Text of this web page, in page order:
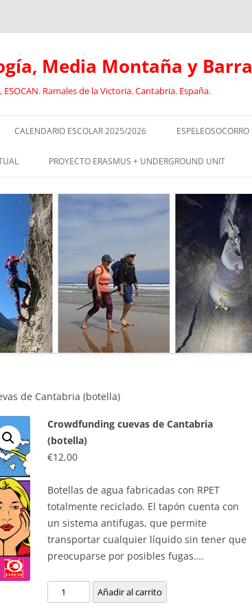
Media Montaña y
Ramales de la Victoria. Cantabria. España.
DE
CALENDARIO ESCOLAR 2025/2026 ESPELEOSOCORRO
RECORRIDO
SOCORRISTAS I
SOCORRISTAS II
PROYECTO ERASMUS + UNDERGROUND UNIT
DEPORTISTAS CON DISCAPACIDAD
EN EL MEDIO NATURAL
ESPELEOLOGÍA INCLUSIVA
EQUIPO JÓVENES ESPELEÓLOGOS.
de Cantabria (botella)
Crowdfunding cuevas de Cantabria
(botella)
€12,00
Botellas de agua fabricadas con RPET
totalmente reciclado. El tapón cuenta con
un sistema antifugas, que permite
transportar cualquier líquido sin tener que
preocuparse por posibles fugas….
Crowdfunding
cuevas
Añadir al carrito